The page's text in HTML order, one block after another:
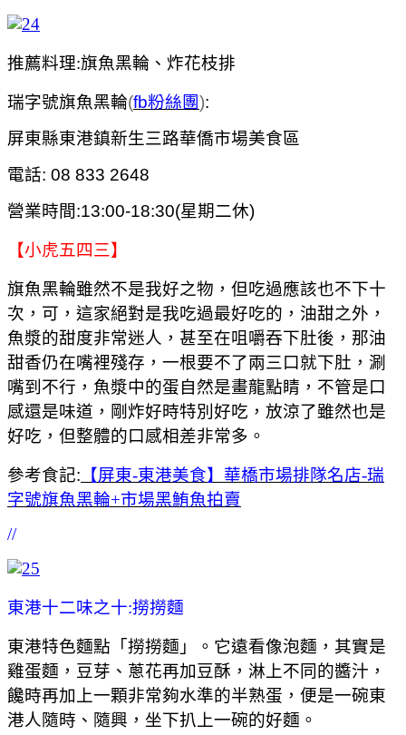
推薦料理:旗魚黑輪、炸花枝排
瑞字號旗魚黑輪(fb粉絲團):
屏東縣東港鎮新生三路華僑市場美食區
電話: 08 833 2648
營業時間:13:00-18:30(星期二休)
【小虎五四三】
旗魚黑輪雖然不是我好之物，但吃過應該也不下十
次，可，這家絕對是我吃過最好吃的，油甜之外，
魚漿的甜度非常迷人，甚至在咀嚼吞下肚後，那油
甜香仍在嘴裡殘存，一根要不了兩三口就下肚，涮
嘴到不行，魚漿中的蛋自然是畫龍點睛，不管是口
感還是味道，剛炸好時特別好吃，放涼了雖然也是
好吃，但整體的口感相差非常多。
參考食記: 【屏東-東港美食】華橋市場排隊名店-瑞
字號旗魚黑輪+市場黑鮪魚拍賣
//
東港十二味之十:撈撈麵
東港特色麵點「撈撈麵」。它遠看像泡麵，其實是
雞蛋麵，豆芽、蔥花再加豆酥，淋上不同的醬汁，
饞時再加上一顆非常夠水準的半熟蛋，便是一碗東
港人隨時、隨興，坐下扒上一碗的好麵。